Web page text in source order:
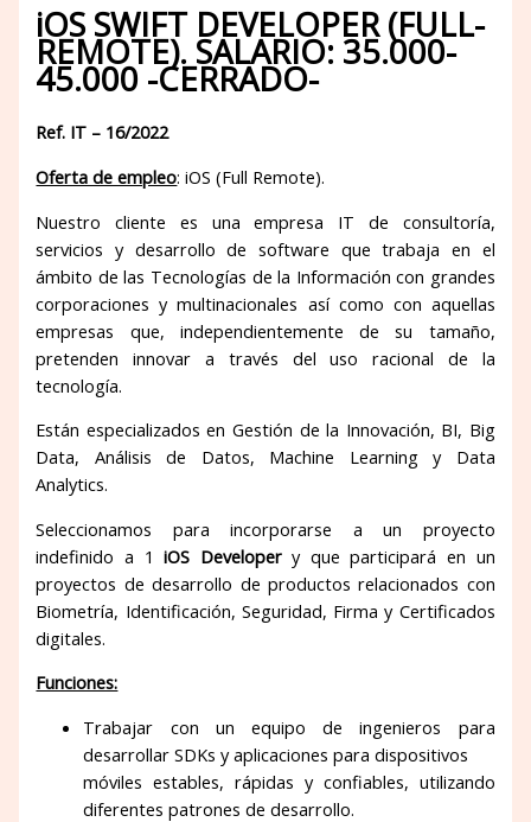
iOS SWIFT DEVELOPER (FULL-
REMOTE). SALARIO: 35.000-
45.000 -CERRADO-
Ref. IT – 16/2022
Oferta de empleo: iOS (Full Remote).
Nuestro cliente es una empresa IT de consultoría,
servicios y desarrollo de software que trabaja en el
ámbito de las Tecnologías de la Información con grandes
corporaciones y multinacionales así como con aquellas
empresas que, independientemente de su tamaño,
pretenden innovar a través del uso racional de la
tecnología.
Están especializados en Gestión de la Innovación, BI, Big
Data, Análisis de Datos, Machine Learning y Data
Analytics.
Seleccionamos para incorporarse a un proyecto
indefinido a 1 iOS Developery que participará en un
proyectos de desarrollo de productos relacionados con
Biometría, Identificación, Seguridad, Firma y Certificados
digitales.
Funciones:
Trabajar con un equipo de ingenieros para
desarrollar SDKs y aplicaciones para dispositivos
móviles estables, rápidas y confiables, utilizando
diferentes patrones de desarrollo.